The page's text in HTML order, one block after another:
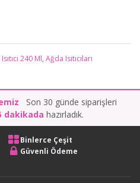
240 Ml, Ağda Isıtıcıları
Son 30 günde siparişleri
dakikada hazırladık.
Binlerce Çeşit
Güvenli Ödeme